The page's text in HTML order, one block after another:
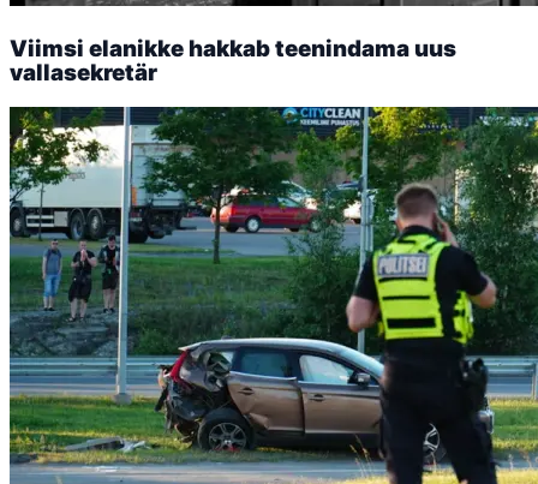
Viimsi elanikke hakkab teenindama uus
vallasekretär